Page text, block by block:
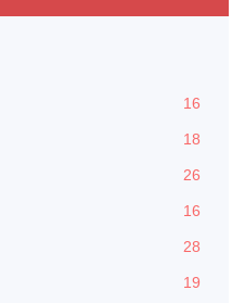
16
18
26
16
28
19